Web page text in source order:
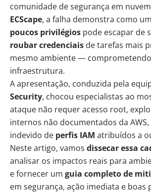
comunidade de segurança em
ECScape, a falha demonstra como
poucos privilégios pode escapar de
roubar credenciais de tarefas mais
mesmo ambiente —
infraestrutura.
A apresentação, conduzida pela
Security, chocou especialistas ao
ataque não requer acesso root,
internos não documentados da
indevido de perfis IAM atribuídos a
Neste artigo, vamos dissecar essa
analisar os impactos reais para
e fornecer um guia completo de
em segurança, ação imediata e boas